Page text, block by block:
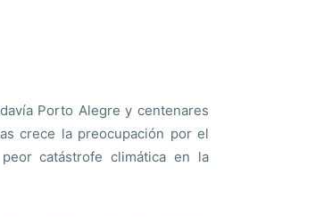
Porto Alegre y centenares
crece la preocupación por el
catástrofe climática en la